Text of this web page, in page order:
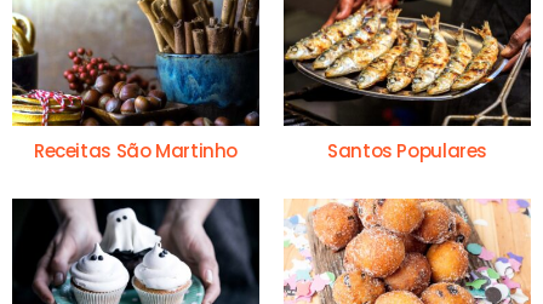
Receitas São Martinho Santos Populares